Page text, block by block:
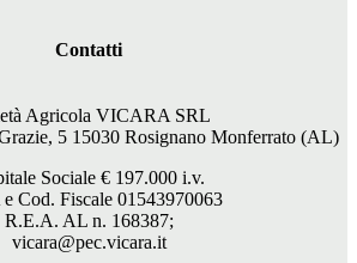
Contatti
Agricola VICARA SRL
5 15030 Rosignano Monferrato (AL)
Sociale € 197.000i.v.
Cod. Fiscale 01543970063
R.E.A. AL n. 168387;
vicara@pec.vicara.it